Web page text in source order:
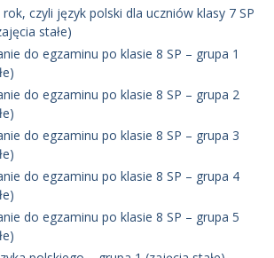
rok, czyli język polski dla uczniów klasy 7 SP
stałe)
do egzaminu po klasie 8 SP – grupa 1
do egzaminu po klasie 8 SP – grupa 2
do egzaminu po klasie 8 SP – grupa 3
do egzaminu po klasie 8 SP – grupa 4
do egzaminu po klasie 8 SP – grupa 5